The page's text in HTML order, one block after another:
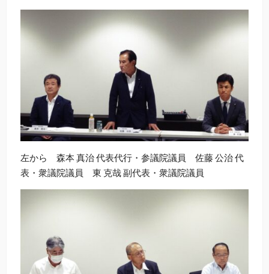
左から 森本 真治 代表代行・参議院議員 佐藤 公治 代
表・衆議院議員 東 克哉 副代表・衆議院議員